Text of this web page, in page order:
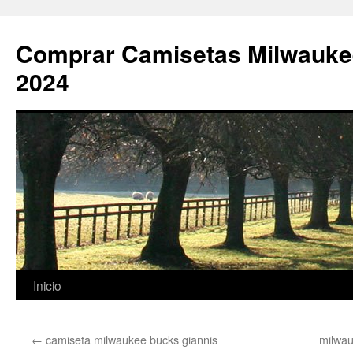
Comprar Camisetas
2024
Saltar
contenido
Inicio
← camiseta milwaukee bucks giannis